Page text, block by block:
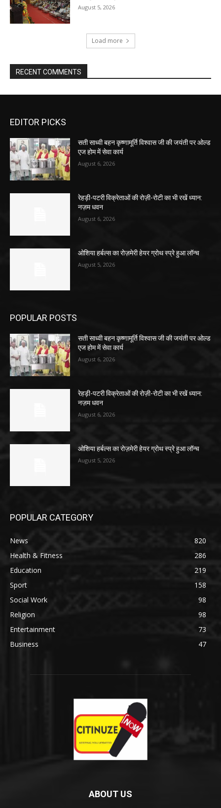
August 5, 2026
Load more
RECENT COMMENTS
EDITOR PICKS
सती साध्वी बहन कृष्णामूर्ति विश्वास जी की जयंती पर ओल्ड
एज होम में सेवा कार्य
August 6, 2026
रेहड़ी-पटरी विक्रेताओं की रोज़ी-रोटी का भी रखें ध्यान:
नज़म धवन
August 6, 2026
ओशिया हर्बल्स का रोज़मेरी हेयर ग्रोथ स्प्रे हुआ लॉन्च
August 5, 2026
POPULAR POSTS
सती साध्वी बहन कृष्णामूर्ति विश्वास जी की जयंती पर ओल्ड
एज होम में सेवा कार्य
August 6, 2026
रेहड़ी-पटरी विक्रेताओं की रोज़ी-रोटी का भी रखें ध्यान:
नज़म धवन
August 6, 2026
ओशिया हर्बल्स का रोज़मेरी हेयर ग्रोथ स्प्रे हुआ लॉन्च
August 5, 2026
POPULAR CATEGORY
News
820
Health & Fitness
286
Education
219
Sport
158
Social Work
98
Religion
98
Entertainment
73
Business
47
ABOUT US